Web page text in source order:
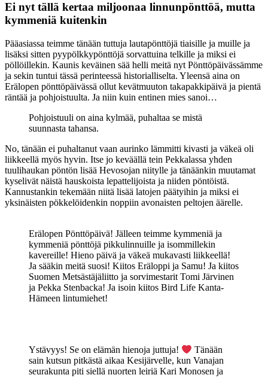
Ei nyt tällä kertaa miljoonaa linnunpönttöä, mutta
kymmeniä kuitenkin
Pääasiassa teimme tänään tuttuja lautapönttöjä tiaisille ja muille ja
lisäksi sitten pyypölkkypönttöjä sorvattuina telkille ja miksi ei
pöllöillekin. Kaunis keväinen sää helli meitä nyt Pönttöpäivässämme
ja sekin tuntui tässä perinteessä historialliselta. Yleensä aina on
Erälopen pönttöpäivässä ollut kevätmuuton takapakkipäivä ja pientä
räntää ja pohjoistuulta. Ja niin kuin entinen mies sanoi…
Pohjoistuuli on aina kylmää, puhaltaa se mistä
suunnasta tahansa.
No, tänään ei puhaltanut vaan aurinko lämmitti kivasti ja väkeä oli
liikkeellä myös hyvin. Itse jo keväällä tein Pekkalassa yhden
tuulihaukan pöntön lisää Hevosojan niitylle ja tänäänkin muutamat
kyselivät näistä hauskoista lepattelijoista ja niiden pöntöistä.
Kannustankin tekemään niitä lisää latojen päätyihin ja miksi ei
yksinäisten pökkelöidenkin noppiin avonaisten peltojen äärelle.
Erälopen Pönttöpäivä! Jälleen teimme kymmeniä ja
kymmeniä pönttöjä pikkulinnuille ja isommillekin
kavereille! Hieno päivä ja väkeä mukavasti liikkeellä!
Ja sääkin meitä suosi! Kiitos Eräloppi ja Samu! Ja kiitos
Suomen Metsästäjäliitto ja sorvimestarit Tomi Järvinen
ja Pekka Stenbacka! Ja isoin kiitos Bird Life Kanta-
Hämeen lintumiehet!
Ystävyys! Se on elämän hienoja juttuja!
Tänään
sain kutsun pitkästä aikaa Kesijärvelle, kun Vanajan
seurakunta piti siellä nuorten leiriä Kari Monosen ja